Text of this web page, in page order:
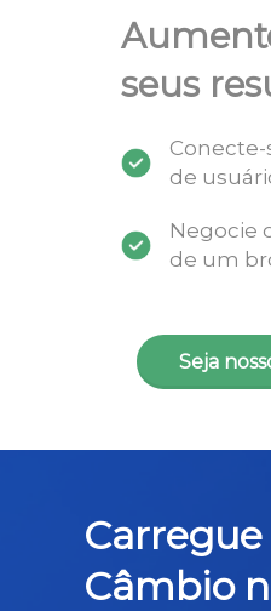
seus
de
Negocie
de um
Seja
Câmbio